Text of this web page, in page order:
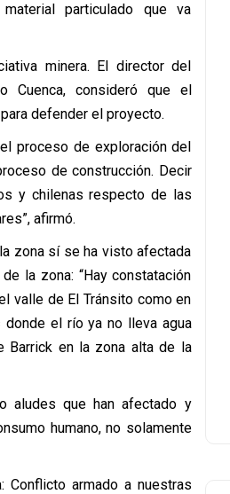
particulado que va
minera. El director del
Cuenca, consideró que el
defender el proyecto.
proceso de exploración del
de construcción. Decir
y chilenas respecto de las
afirmó.
zona sí se ha visto afectada
la zona: “Hay constatación
valle de El Tránsito como en
el río ya no lleva agua
Barrick en la zona alta de la
aludes que han afectado y
humano, no solamente
Conflicto armado a nuestras